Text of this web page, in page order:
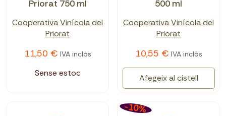
Priorat 750 ml
Cooperativa Vinícola del
Priorat
11,50 € IVA inclòs
Sense estoc
500 ml
Cooperativa Vinícola del
Priorat
10,55 € IVA inclòs
Afegeix al cistell
-10%